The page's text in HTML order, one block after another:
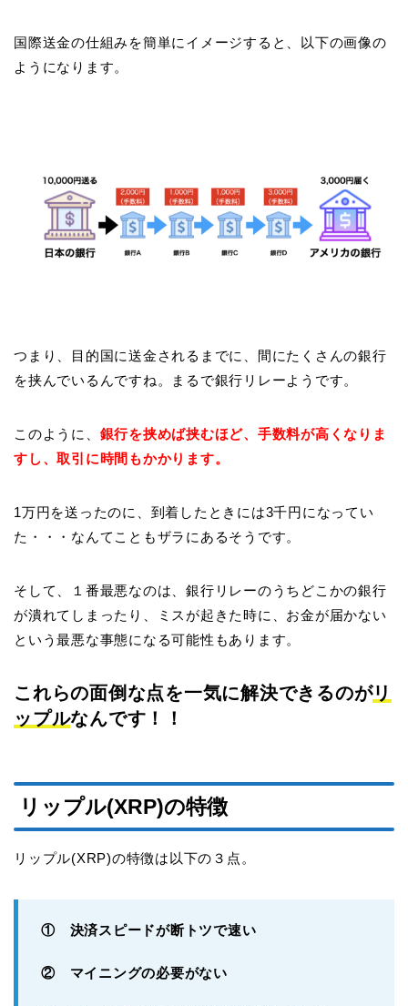
国際送金の仕組みを簡単にイメージすると、以下の画像の
ようになります。
つまり、目的国に送金されるまでに、間にたくさんの銀行
を挟んでいるんですね。まるで銀行リレーようです。
このように、 銀行を挟めば挟むほど、手数料が高くなりま
すし、取引に時間もかかります。
1万円を送ったのに、到着したときには3千円になってい
た・・・なんてこともザラにあるそうです。
そして、１番最悪なのは、銀行リレーのうちどこかの銀行
が潰れてしまったり、ミスが起きた時に、お金が届かない
という最悪な事態になる可能性もあります。
これらの面倒な点を一気に解決できるのがリ
ップルなんです！！
リップル(XRP)の特徴
リップル(XRP)の特徴は以下の３点。
① 決済スピードが断トツで速い
② マイニングの必要がない